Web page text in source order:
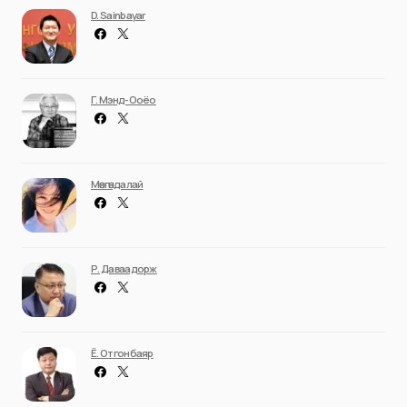
D. Sainbayar
Г. Мэнд-Ооёо
Мөнгөндалай
Р. Даваадорж
Ё. Отгонбаяр